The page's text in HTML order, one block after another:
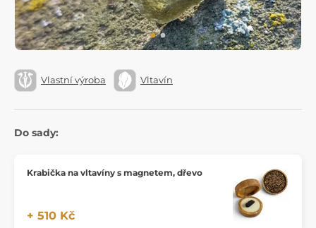
Vlastní výroba Vltavín
Do sady:
Krabička na vltavíny s magnetem, dřevo
+ 510 Kč